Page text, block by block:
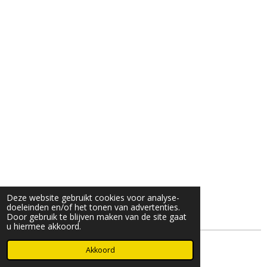
Deze website gebruikt cookies voor analyse-
doeleinden en/of het tonen van advertenties.
Door gebruik te blijven maken van de site gaat
u hiermee akkoord.
Akkoord
© 2025- 2026 Djöz mode